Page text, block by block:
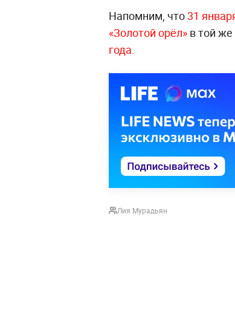
Напомним, что31
«Золотой орёл» в той же
года.
Лия Мурадьян